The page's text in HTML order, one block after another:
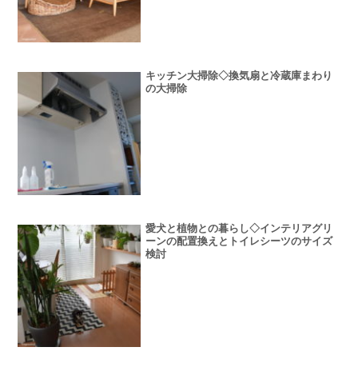
キッチン大掃除◇換気扇と冷蔵庫まわり
の大掃除
愛犬と植物との暮らし◇インテリアグリ
ーンの配置換えとトイレシーツのサイズ
検討